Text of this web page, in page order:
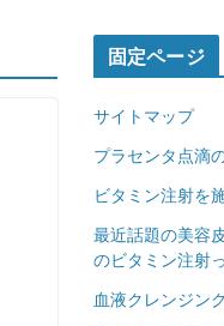
固定ページ
サイトマップ
プラセンタ点滴
ビタミン注射を
最近話題の美容
のビタミン注射
血液クレンジン